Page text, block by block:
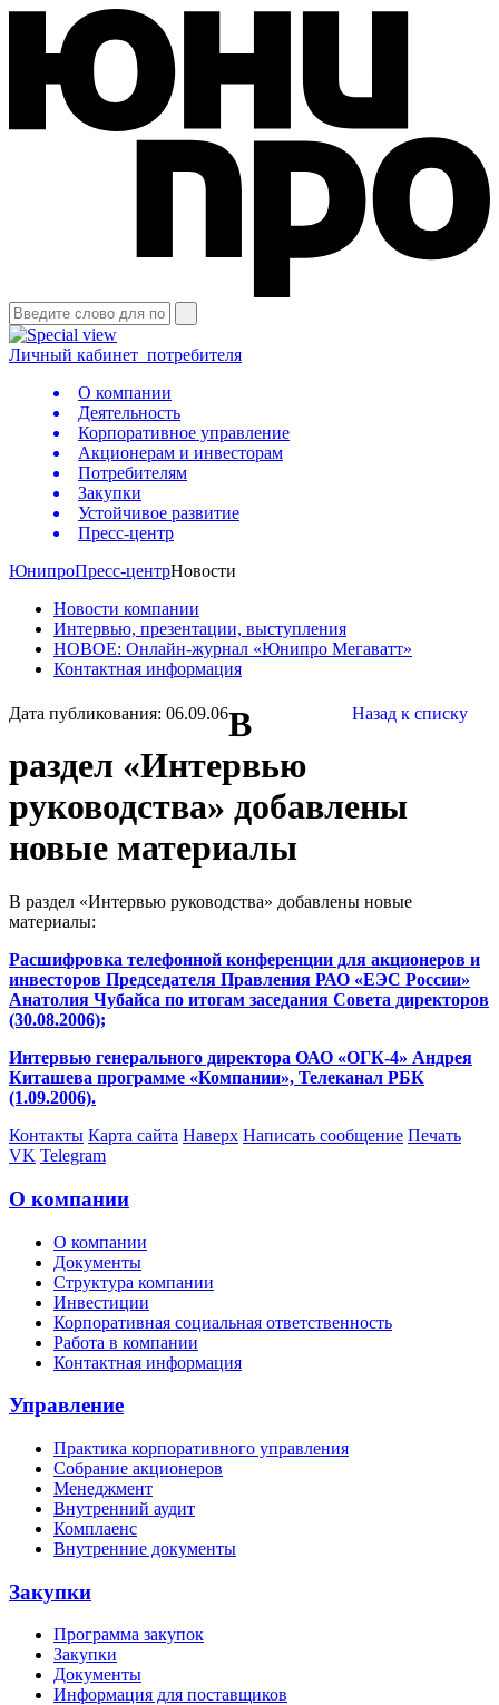
Личный кабинет потребителя
О компании
Деятельность
Корпоративное управление
Акционерам и инвесторам
Потребителям
Закупки
Устойчивое развитие
Пресс-центр
ЮнипроПресс-центрНовости
Новости компании
Интервью, презентации, выступления
НОВОЕ: Онлайн-журнал «Юнипро Мегаватт»
Контактная информация
Дата публикования: 06.09.06 Назад к списку
В
раздел «Интервью
руководства» добавлены
новые материалы
В раздел «Интервью руководства» добавлены новые
материалы:
Расшифровка телефонной конференции для акционеров и
инвесторов Председателя Правления РАО «ЕЭС России»
Анатолия Чубайса по итогам заседания Совета директоров
(30.08.2006);
Интервью генерального директора ОАО «ОГК-4» Андрея
Киташева программе «Компании», Телеканал РБК
(1.09.2006).
Контакты Карта сайта Наверх Написать сообщение Печать
VK Telegram
О компании
О компании
Документы
Структура компании
Инвестиции
Корпоративная социальная ответственность
Работа в компании
Контактная информация
Управление
Практика корпоративного управления
Собрание акционеров
Менеджмент
Внутренний аудит
Комплаенс
Внутренние документы
Закупки
Программа закупок
Закупки
Документы
Информация для поставщиков